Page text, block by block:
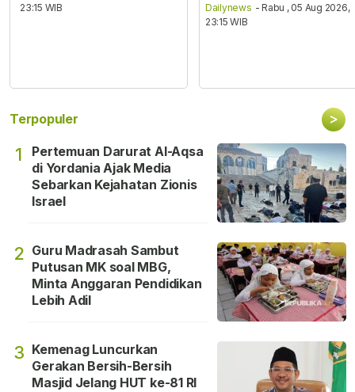
23:15 WIB
Dailynews - Rabu , 05 Aug 2026,
23:15 WIB
Terpopuler >
1
Pertemuan Darurat Al-Aqsa
di Yordania Ajak Media
Sebarkan Kejahatan Zionis
Israel
2 Guru Madrasah Sambut
Putusan MK soal MBG,
Minta Anggaran Pendidikan
Lebih Adil
3 Kemenag Luncurkan
Gerakan Bersih-Bersih
Masjid Jelang HUT ke-81 RI